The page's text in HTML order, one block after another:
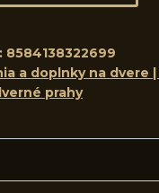
8584138322699
a doplnky na dvere
prahy